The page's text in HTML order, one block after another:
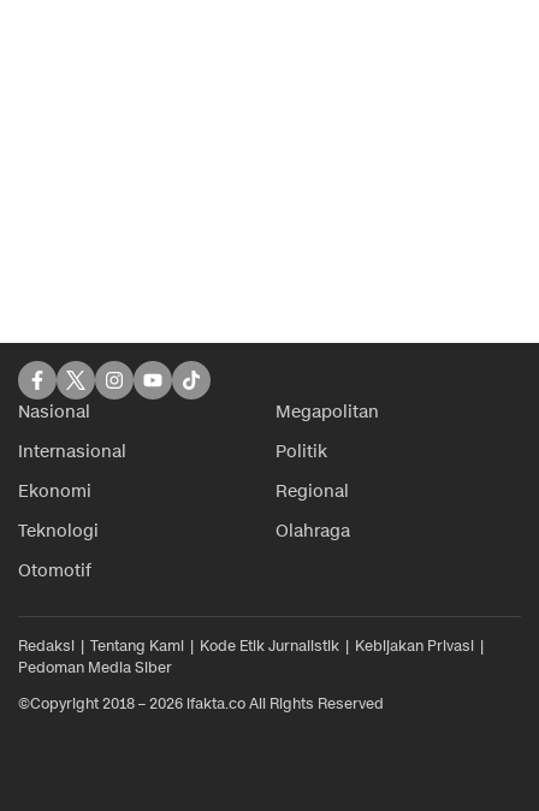
Nasional
Megapolitan
Internasional
Politik
Ekonomi
Regional
Teknologi
Olahraga
Otomotif
Redaksi Tentang Kami Kode Etik Jurnalistik
Kebijakan Privasi
Pedoman Media Siber
©Copyright 2018 – 2026 ifakta.co All Rights Reserved